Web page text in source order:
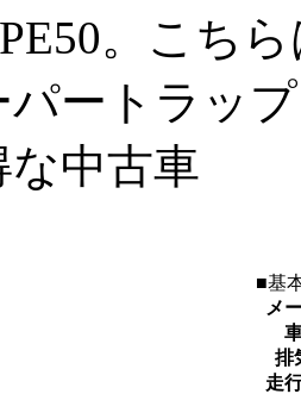
。こち
パートラッ
な中古車
■基
メ
排
走